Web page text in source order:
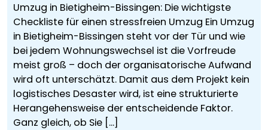
Umzug in Bietigheim-Bissingen: Die wichtigste
Checkliste für einen stressfreien Umzug Ein Umzug
in Bietigheim-Bissingen steht vor der Tür und wie
bei jedem Wohnungswechsel ist die Vorfreude
meist groß – doch der organisatorische Aufwand
wird oft unterschätzt. Damit aus dem Projekt kein
logistisches Desaster wird, ist eine strukturierte
Herangehensweise der entscheidende Faktor.
Ganz gleich, ob Sie [...]